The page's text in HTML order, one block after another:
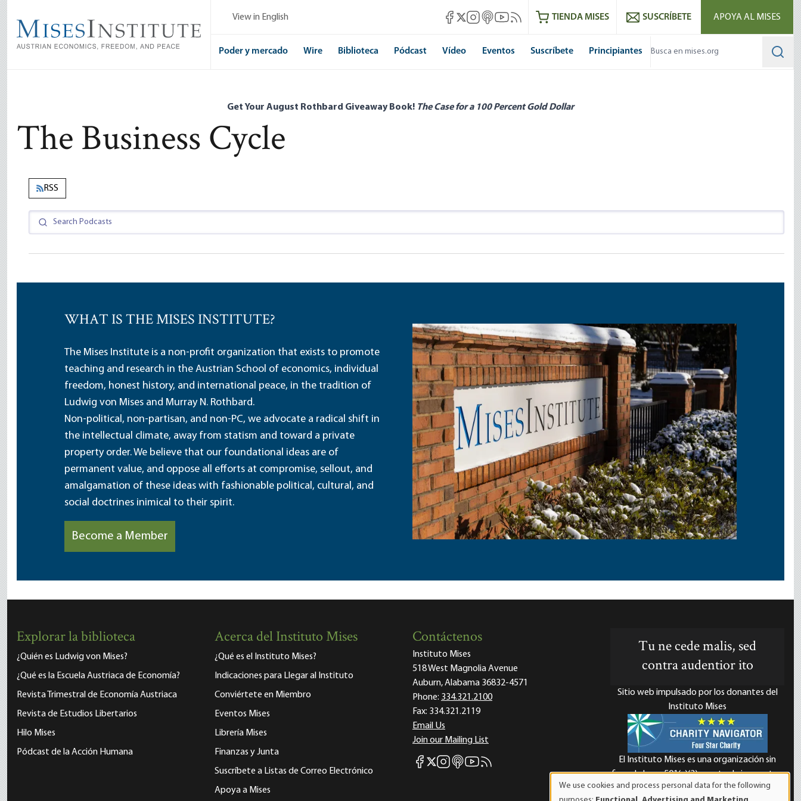
main
content
View in English Mises Facebook
Mises X
Mises Instagram
Mises itunes
Mises Youtube
Mises RSS feedTIENDA MISES SUSCRÍBETE APOYA AL MISES
Poder y mercado Wire Biblioteca Pódcast Vídeo Eventos Suscríbete Principiantes
Get Your August Rothbard Giveaway Book! The Case for a 100 Percent Gold Dollar
The Business Cycle
RSS
WHAT IS THE MISES INSTITUTE?
The Mises Institute is a non-profit organization that exists to promote
teaching and research in the Austrian School of economics, individual
freedom, honest history, and international peace, in the tradition of
Ludwig von Mises and Murray N. Rothbard.
Non-political, non-partisan, and non-PC, we advocate a radical shift in
the intellectual climate, away from statism and toward a private
property order. We believe that our foundational ideas are of
permanent value, and oppose all efforts at compromise, sellout, and
amalgamation of these ideas with fashionable political, cultural, and
social doctrines inimical to their spirit.
Become a Member
Explorar la biblioteca
¿Quién es Ludwig von Mises?
¿Qué es la Escuela Austriaca de Economía?
Revista Trimestral de Economía Austriaca
Revista de Estudios Libertarios
Hilo Mises
Pódcast de la Acción Humana
Acerca del Instituto Mises
¿Qué es el Instituto Mises?
Indicaciones para Llegar al Instituto
Conviértete en Miembro
Eventos Mises
Librería Mises
Finanzas y Junta
Suscríbete a Listas de Correo Electrónico
Apoya a Mises
Contáctenos
Instituto Mises
518 West Magnolia Avenue
Auburn, Alabama 36832-4571
Phone: 334.321.2100
Fax: 334.321.2119
Email Us
Join our Mailing List
Mises Facebook
Mises X
Mises Instagram
Mises itunes
Mises Youtube
Mises RSS feed
Tu ne cede malis, sed
contra audentior ito
Sitio web impulsado por los donantes del
Instituto Mises
El Instituto Mises es una organización sin
fines de lucro 501(c)(3) exenta de impuestos.
Las contribuciones son deducibles de
We use cookies and process personal data for the following